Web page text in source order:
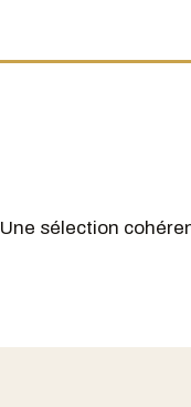
Une sélection